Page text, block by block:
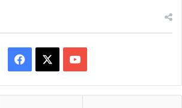
Facebook YouTube